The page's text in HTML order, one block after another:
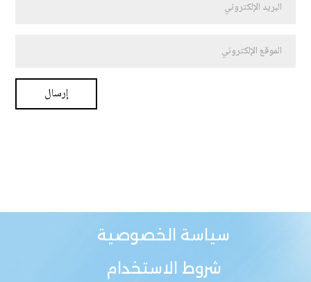
سياسة الخصوصية
شروط الاستخدام